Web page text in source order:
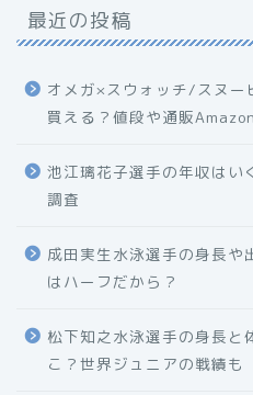
最近の投稿
オメガ×スウォッチ/スヌー
買える？値段や通販
池江璃花子選手の年収はい
調査
成田実生水泳選手の身長や
はハーフだから？
松下知之水泳選手の身長と
こ？世界ジュニアの戦績も